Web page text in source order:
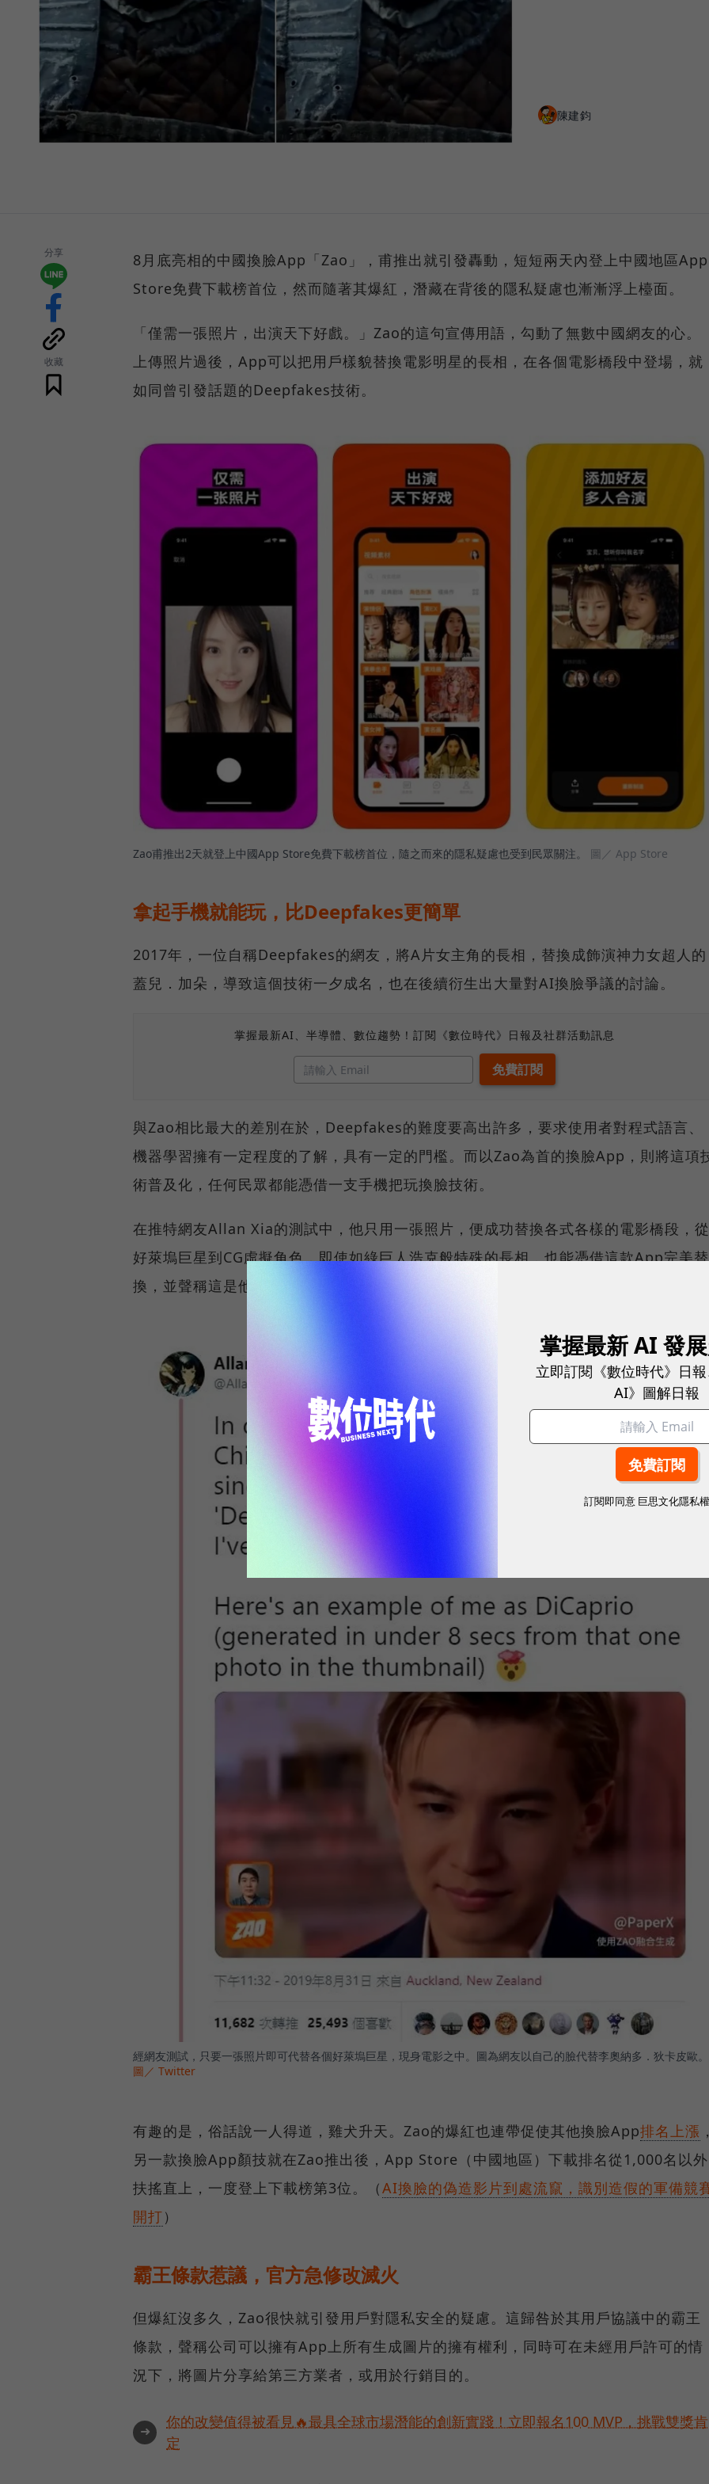
陳建鈞
分享
收藏
8月底亮相的中國換臉App「Zao」，甫推出就引發轟動，短短兩天內登上中國地區App
Store免費下載榜首位，然而隨著其爆紅，潛藏在背後的隱私疑慮也漸漸浮上檯面。
「僅需一張照片，出演天下好戲。」Zao的這句宣傳用語，勾動了無數中國網友的心。
上傳照片過後，App可以把用戶樣貌替換電影明星的長相，在各個電影橋段中登場，就
如同曾引發話題的Deepfakes技術。
Zao甫推出2天就登上中國App Store免費下載榜首位，隨之而來的隱私疑慮也受到民眾關注。 圖／ App Store
拿起手機就能玩，比Deepfakes更簡單
2017年，一位自稱Deepfakes的網友，將A片女主角的長相，替換成飾演神力女超人的
蓋兒．加朵，導致這個技術一夕成名，也在後續衍生出大量對AI換臉爭議的討論。
掌握最新AI、半導體、數位趨勢！訂閱《數位時代》日報及社群活動訊息
與Zao相比最大的差別在於，Deepfakes的難度要高出許多，要求使用者對程式語言、
機器學習擁有一定程度的了解，具有一定的門檻。而以Zao為首的換臉App，則將這項
術普及化，任何民眾都能憑借一支手機把玩換臉技術。
在推特網友Allan Xia的測試中，他只用一張照片，便成功替換各式各樣的電影橋段，從
好萊塢巨星到CG虛擬角色，即使如綠巨人浩克般特殊的長相，也能憑借這款App完美替
換，並聲稱這是他見過最好的換臉App。
經網友測試，只要一張照片即可代替各個好萊塢巨星，現身電影之中。圖為網友以自己的臉代替李奧納多．狄卡皮歐。
圖／ Twitter
有趣的是，俗話說一人得道，雞犬升天。Zao的爆紅也連帶促使其他換臉App排名上漲
另一款換臉App顏技就在Zao推出後，App Store（中國地區）下載排名從1,000名以外
扶搖直上，一度登上下載榜第3位。（AI換臉的偽造影片到處流竄，識別造假的軍備競
開打）
霸王條款惹議，官方急修改滅火
但爆紅沒多久，Zao很快就引發用戶對隱私安全的疑慮。這歸咎於其用戶協議中的霸王
條款，聲稱公司可以擁有App上所有生成圖片的擁有權利，同時可在未經用戶許可的情
況下，將圖片分享給第三方業者，或用於行銷目的。
➜
你的改變值得被看見🔥最具全球市場潛能的創新實踐！立即報名100 MVP，挑戰雙獎肯
定
掌握最新 AI 發
立即訂閱《數位時代》日
AI》圖解日報
訂閱即同意 巨思文化隱私